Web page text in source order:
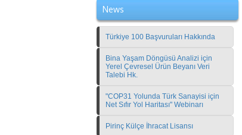
News
Türkiye 100 Başvuruları Hakkında
Bina Yaşam Döngüsü Analizi için
Yerel Çevresel Ürün Beyanı Veri
Talebi Hk.
"COP31 Yolunda Türk Sanayisi için
Net Sıfır Yol Haritası" Webinarı
Pirinç Külçe İhracat Lisansı